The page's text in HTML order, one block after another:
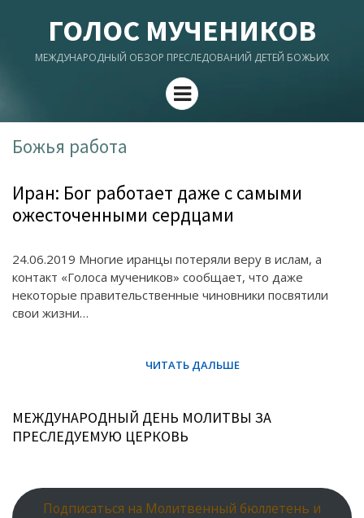
ГОЛОС МУЧЕНИКОВ
МЕЖДУНАРОДНЫЙ ОБЗОР ПРЕСЛЕДОВАНИЙ ДЕТЕЙ БОЖЬИХ
Menu
Божья работа
Иран: Бог работает даже с самыми
ожесточенными сердцами
24.06.2019 Многие иранцы потеряли веру в ислам, а
контакт «Голоса мучеников» сообщает, что даже
некоторые правительственные чиновники посвятили
свои жизни…
МЕЖДУНАРОДНЫЙ ДЕНЬ МОЛИТВЫ ЗА
ПРЕСЛЕДУЕМУЮ ЦЕРКОВЬ
Подписаться на Молитвенный бюллетень и